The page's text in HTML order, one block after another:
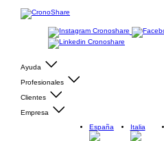
Ayuda
Profesionales
Clientes
Empresa
España
Italia